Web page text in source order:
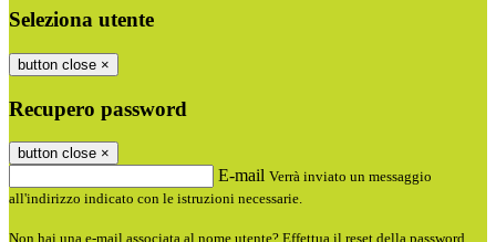
Seleziona utente
button close ×
Recupero password
button close ×
E-mail Verrà inviato un messaggio
all'indirizzo indicato con le istruzioni necessarie.
Non hai una e-mail associata al nome utente? Effettua il reset della password